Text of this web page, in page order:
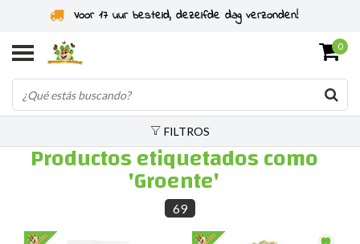
Especialistas en roedores desde 2011
0
FILTROS
Productos etiquetados como
'Groente'
69